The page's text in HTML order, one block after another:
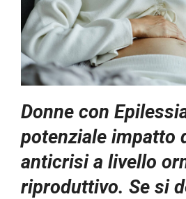
Donne con
potenziale impatto
anticrisi a livello
riproduttivo. Se si